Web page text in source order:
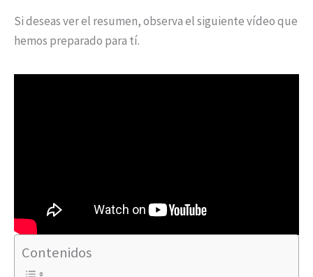
Si deseas ver el resumen, observa el siguiente vídeo que
hemos preparado para tí.
Contenidos